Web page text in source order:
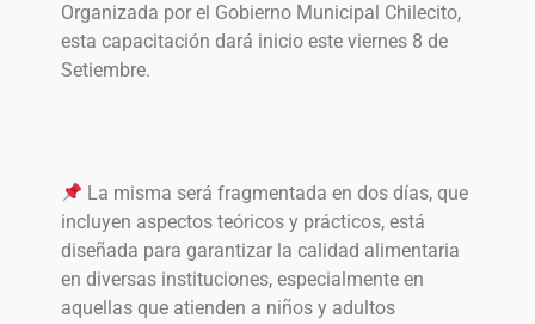
Organizada por el Gobierno Municipal Chilecito,
esta capacitación dará inicio este viernes 8 de
Setiembre.
La misma será fragmentada en dos días, que
incluyen aspectos teóricos y prácticos, está
diseñada para garantizar la calidad alimentaria
en diversas instituciones, especialmente en
aquellas que atienden a niños y adultos